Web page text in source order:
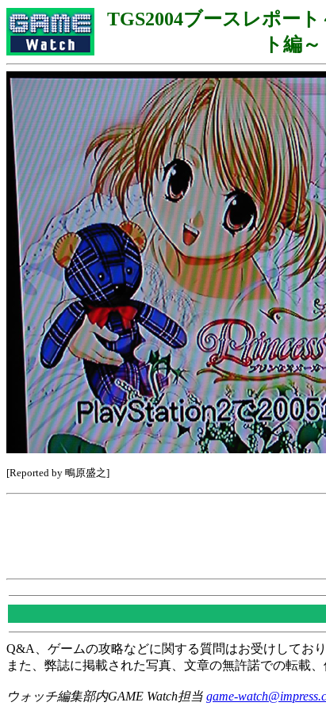
TGS2004ブースレポー
ト編～
[Reported by 鴫原盛之]
Q&A、ゲームの攻略などに関する質問はお受けしてお
また、弊誌に掲載された写真、文章の無許諾での転載
ウォッチ編集部内GAME Watch担当 game-